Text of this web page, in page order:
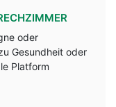
oder
Gesundheit oder
Platform